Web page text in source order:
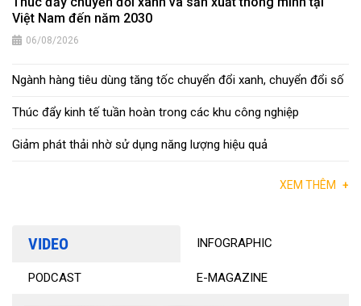
Việt Nam đến năm 2030
06/08/2026
Ngành hàng tiêu dùng tăng tốc chuyển đổi xanh, chuyển đổi số
Thúc đẩy kinh tế tuần hoàn trong các khu công nghiệp
Giảm phát thải nhờ sử dụng năng lượng hiệu quả
XEM THÊM +
VIDEO INFOGRAPHIC
PODCAST E-MAGAZINE